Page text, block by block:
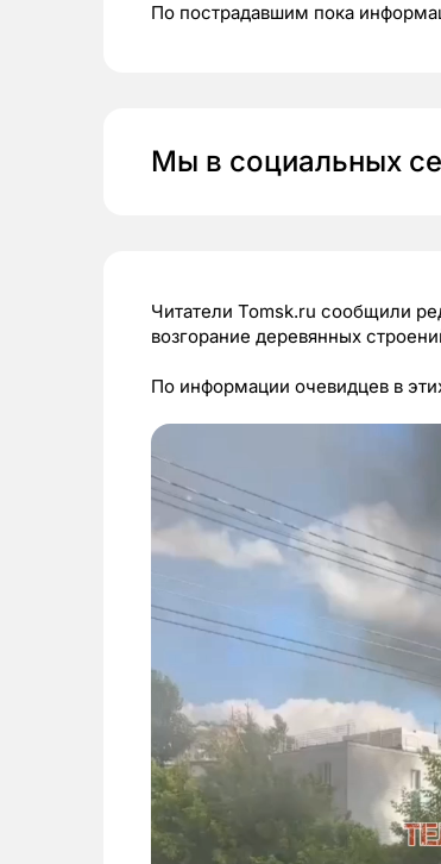
По пострадавшим пока
Мы в социальных
Читатели Tomsk.ru сообщили
возгорание деревянных
По информации очевидцев в